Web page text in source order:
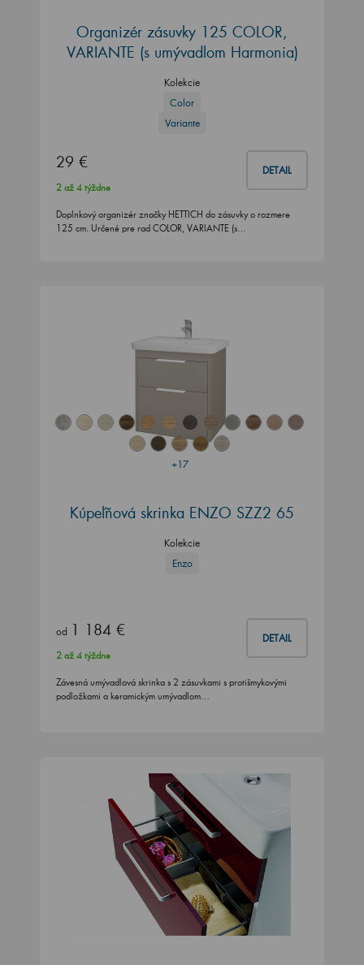
Organizér zásuvky 125 COLOR,
VARIANTE (s umývadlom Harmonia)
Kolekcie
Color
Variante
29 € DETAIL
2 až 4 týždne
Doplnkový organizér značky HETTICH do zásuvky o rozmere
125 cm. Určené pre rad COLOR, VARIANTE (s…
+17
Kúpeľňová skrinka ENZO SZZ2 65
Kolekcie
Enzo
od 1 184 € DETAIL
2 až 4 týždne
Závesná umývadlová skrinka s 2 zásuvkami s protišmykovými
podložkami a keramickým umývadlom…